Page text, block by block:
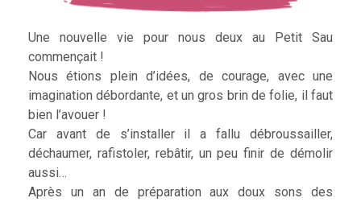
Une nouvelle vie pour nous deux au Petit Sau
commençait !
Nous étions plein d’idées, de courage, avec une
imagination débordante, et un gros brin de folie, il faut
bien l’avouer !
Car avant de s’installer il a fallu débroussailler,
déchaumer, rafistoler, rebâtir, un peu finir de démolir
aussi…
Après un an de préparation aux doux sons des